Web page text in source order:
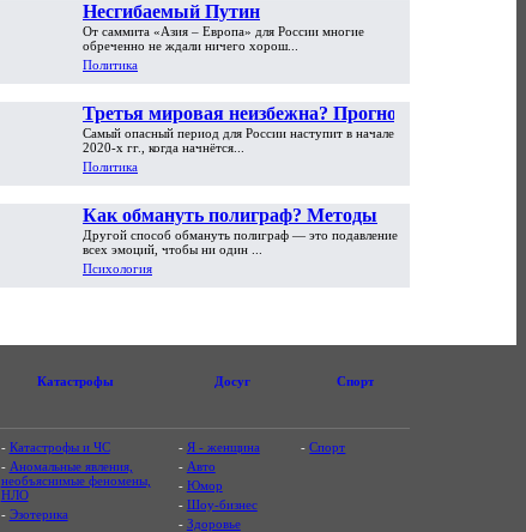
Несгибаемый Путин
От саммита «Азия – Европа» для России многие
обреченно не ждали ничего хорош...
Политика
Третья мировая неизбежна? Прогноз
Сергея Глазьева
Самый опасный период для России наступит в начале
2020-х гг., когда начнётся...
Политика
Как обмануть полиграф? Методы
противодействия. Часть вторая
Другой способ обмануть полиграф — это подавление
всех эмоций, чтобы ни один ...
Психология
Катастрофы Досуг Спорт
- Катастрофы и ЧС
- Аномальные явления,
необъяснимые феномены,
НЛО
- Эзотерика
- Я - женщина
- Авто
- Юмор
- Шоу-бизнес
- Здоровье
-Спорт